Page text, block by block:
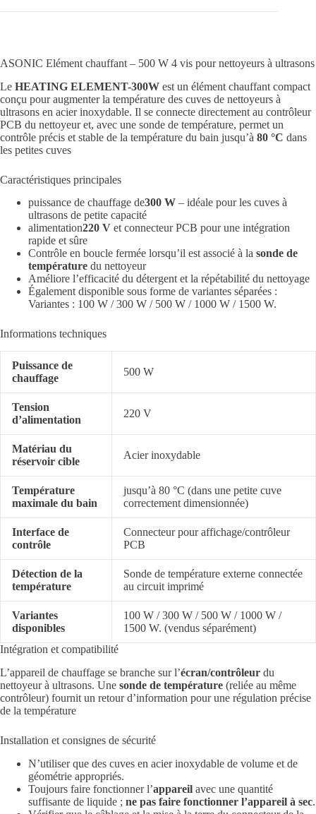
ASONIC Elément chauffant – 500 W 4 vis pour nettoyeurs à ultrasons
Le HEATING ELEMENT-300W est un élément chauffant compact
conçu pour augmenter la température des cuves de nettoyeurs à
ultrasons en acier inoxydable. Il se connecte directement au contrôleur
PCB du nettoyeur et, avec une sonde de température, permet un
contrôle précis et stable de la température du bain jusqu’à 80 °C dans
les petites cuves
Caractéristiques principales
puissance de chauffage de300 W – idéale pour les cuves à
ultrasons de petite capacité
alimentation220 V et connecteur PCB pour une intégration
rapide et sûre
Contrôle en boucle fermée lorsqu’il est associé à la sonde de
température du nettoyeur
Améliore l’efficacité du détergent et la répétabilité du nettoyage
Également disponible sous forme de variantes séparées :
Variantes : 100 W / 300 W / 500 W / 1000 W / 1500 W.
Informations techniques
Puissance de
chauffage
500 W
Tension
d’alimentation
220 V
Matériau du
réservoir cible
Acier inoxydable
Température
maximale du bain
jusqu’à 80 °C (dans une petite cuve
correctement dimensionnée)
Interface de
contrôle
Connecteur pour affichage/contrôleur
PCB
Détection de la
température
Sonde de température externe connectée
au circuit imprimé
Variantes
disponibles
100 W / 300 W / 500 W / 1000 W /
1500 W. (vendus séparément)
Intégration et compatibilité
L’appareil de chauffage se branche sur l’écran/contrôleur du
nettoyeur à ultrasons. Une sonde de température (reliée au même
contrôleur) fournit un retour d’information pour une régulation précise
de la température
Installation et consignes de sécurité
N’utiliser que des cuves en acier inoxydable de volume et de
géométrie appropriés.
Toujours faire fonctionner l’appareil avec une quantité
suffisante de liquide ; ne pas faire fonctionner l’appareil à sec.